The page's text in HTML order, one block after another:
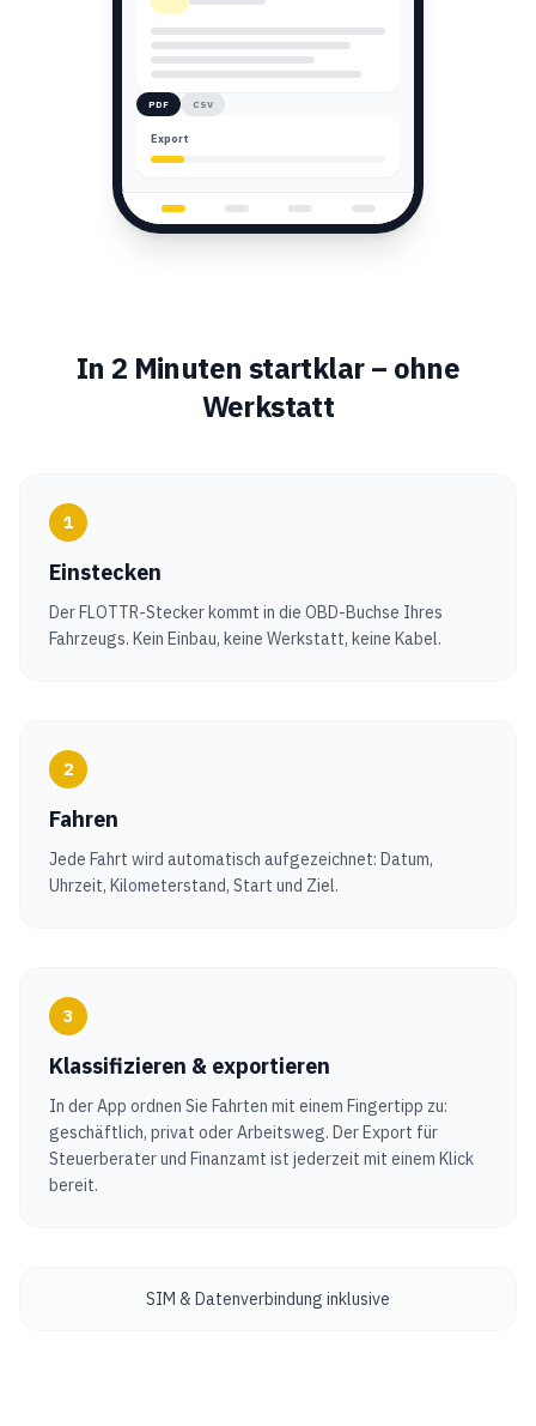
PDF CSV
Export
In 2 Minuten startklar – ohne
Werkstatt
1
Einstecken
Der FLOTTR-Stecker kommt in die OBD-Buchse Ihres
Fahrzeugs. Kein Einbau, keine Werkstatt, keine Kabel.
2
Fahren
Jede Fahrt wird automatisch aufgezeichnet: Datum,
Uhrzeit, Kilometerstand, Start und Ziel.
3
Klassifizieren & exportieren
In der App ordnen Sie Fahrten mit einem Fingertipp zu:
geschäftlich, privat oder Arbeitsweg. Der Export für
Steuerberater und Finanzamt ist jederzeit mit einem Klick
bereit.
SIM & Datenverbindung inklusive